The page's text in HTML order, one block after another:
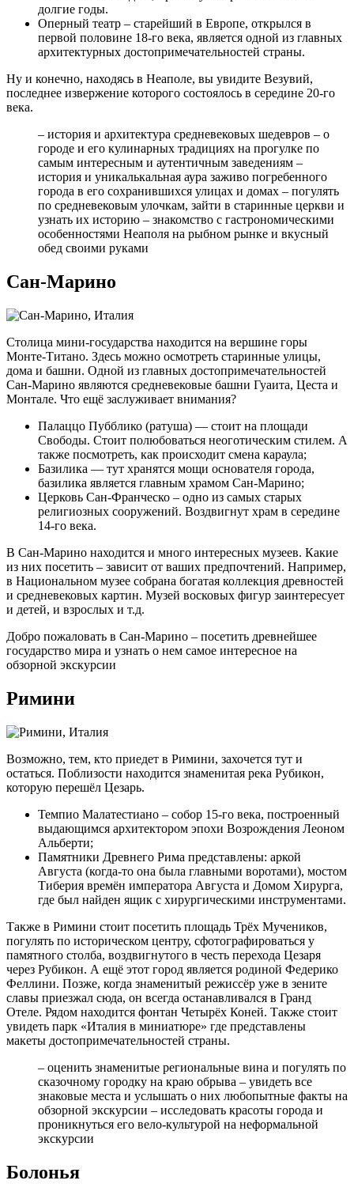
долгие годы.
Оперный театр – старейший в Европе, открылся в
первой половине 18-го века, является одной из главных
архитектурных достопримечательностей страны.
Ну и конечно, находясь в Неаполе, вы увидите Везувий,
последнее извержение которого состоялось в середине 20-го
века.
– история и архитектура средневековых шедевров – о
городе и его кулинарных традициях на прогулке по
самым интересным и аутентичным заведениям –
история и уникалькальная аура заживо погребенного
города в его сохранившихся улицах и домах – погулять
по средневековым улочкам, зайти в старинные церкви и
узнать их историю – знакомство с гастрономическими
особенностями Неаполя на рыбном рынке и вкусный
обед своими руками
Сан-Марино
Столица мини-государства находится на вершине горы
Монте-Титано. Здесь можно осмотреть старинные улицы,
дома и башни. Одной из главных достопримечательностей
Сан-Марино являются средневековые башни Гуаита, Цеста и
Монтале. Что ещё заслуживает внимания?
Палаццо Пубблико (ратуша) — стоит на площади
Свободы. Стоит полюбоваться неоготическим стилем. А
также посмотреть, как происходит смена караула;
Базилика — тут хранятся мощи основателя города,
базилика является главным храмом Сан-Марино;
Церковь Сан-Франческо – одно из самых старых
религиозных сооружений. Воздвигнут храм в середине
14-го века.
В Сан-Марино находится и много интересных музеев. Какие
из них посетить – зависит от ваших предпочтений. Например,
в Национальном музее собрана богатая коллекция древностей
и средневековых картин. Музей восковых фигур заинтересует
и детей, и взрослых и т.д.
Добро пожаловать в Сан-Марино – посетить древнейшее
государство мира и узнать о нем самое интересное на
обзорной экскурсии
Римини
Возможно, тем, кто приедет в Римини, захочется тут и
остаться. Поблизости находится знаменитая река Рубикон,
которую перешёл Цезарь.
Темпио Малатестиано – собор 15-го века, построенный
выдающимся архитектором эпохи Возрождения Леоном
Альберти;
Памятники Древнего Рима представлены: аркой
Августа (когда-то она была главными воротами), мостом
Тиберия времён императора Августа и Домом Хирурга,
где был найден ящик с хирургическими инструментами.
Также в Римини стоит посетить площадь Трёх Мучеников,
погулять по историческом центру, сфотографироваться у
памятного столба, воздвигнутого в честь перехода Цезаря
через Рубикон. А ещё этот город является родиной Федерико
Феллини. Позже, когда знаменитый режиссёр уже в зените
славы приезжал сюда, он всегда останавливался в Гранд
Отеле. Рядом находится фонтан Четырёх Коней. Также стоит
увидеть парк «Италия в миниатюре» где представлены
макеты достопримечательностей страны.
– оценить знаменитые региональные вина и погулять по
сказочному городку на краю обрыва – увидеть все
знаковые места и услышать о них любопытные факты на
обзорной экскурсии – исследовать красоты города и
проникнуться его вело-культурой на неформальной
экскурсии
Болонья